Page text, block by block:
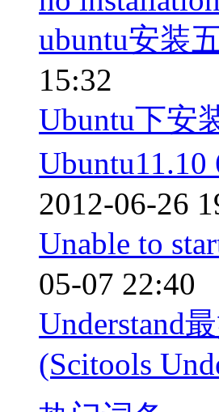
ubuntu安装
15:32
Ubuntu下安
2012-06-26
Unable to
05-07 22:40
Understand
(Scitools